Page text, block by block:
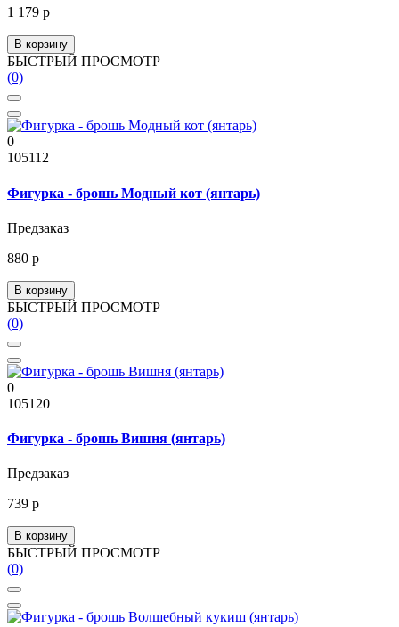
1 179 р
В корзину
БЫСТРЫЙ ПРОСМОТР
(0)
0
105112
Фигурка - брошь Модный кот (янтарь)
Предзаказ
880 р
В корзину
БЫСТРЫЙ ПРОСМОТР
(0)
0
105120
Фигурка - брошь Вишня (янтарь)
Предзаказ
739 р
В корзину
БЫСТРЫЙ ПРОСМОТР
(0)